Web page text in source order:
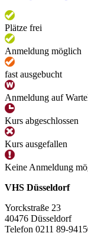
Plätze frei
Anmeldung möglich
fast ausgebucht
Anmeldung auf
Kurs abgeschlossen
Kurs ausgefallen
Keine Anmeldung
VHS Düsseldorf
Yorckstraße 23
40476 Düsseldorf
Telefon 0211 89-